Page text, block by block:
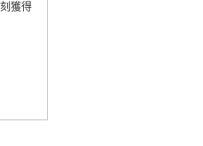
獲得